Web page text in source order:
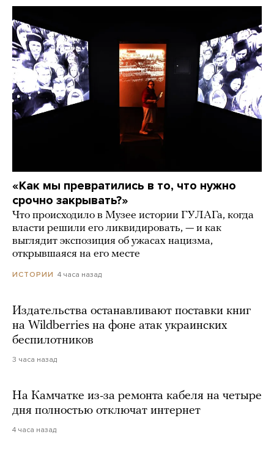
«Как мы превратились в то, что нужно
срочно закрывать?»
Что происходило в Музее истории ГУЛАГа, когда
власти решили его ликвидировать, — и как
выглядит экспозиция об ужасах нацизма,
открывшаяся на его месте
ИСТОРИИ 4 часа назад
Издательства останавливают поставки книг
на Wildberries на фоне атак украинских
беспилотников
3 часа назад
На Камчатке из-за ремонта кабеля на четыре
дня полностью отключат интернет
4 часа назад